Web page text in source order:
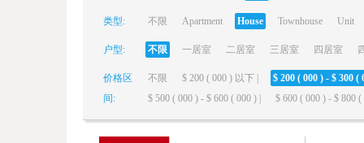
类型: 不限 Apartment House Townhouse Unit
户型: 不限 一居室 二居室 三居室 四居室
价格区
间:
不限 $ 200 ( 000 ) 以下 |
$ 200 ( 000 ) - $ 300 (
$ 500 ( 000 ) - $ 600 ( 000 ) |
$ 600 ( 000 ) - $ 800 (